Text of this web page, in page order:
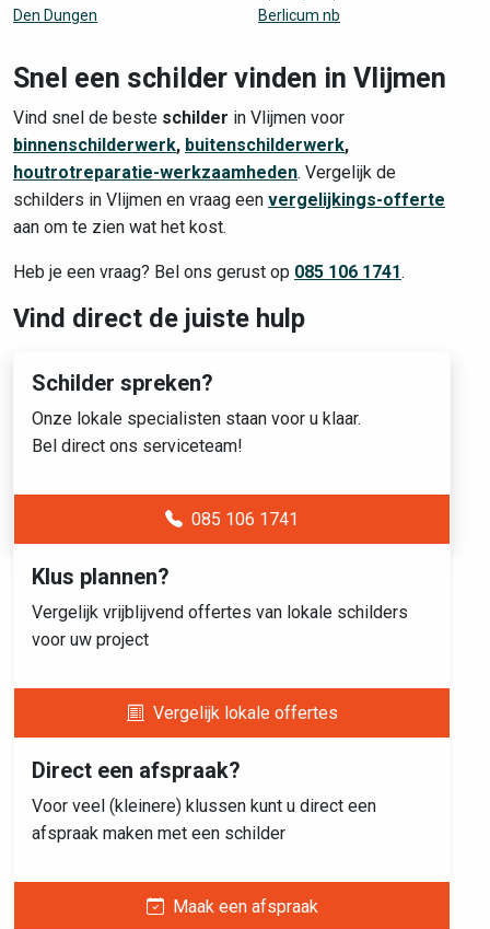
Den Dungen
Berlicum nb
Snel een schilder vinden in Vlijmen
Vind snel de beste schilder in Vlijmen voor
binnenschilderwerk, buitenschilderwerk,
houtrotreparatie-werkzaamheden. Vergelijk de
schilders in Vlijmen en vraag een vergelijkings-offerte
aan om te zien wat het kost.
Heb je een vraag? Bel ons gerust op 085 106 1741.
Vind direct de juiste hulp
Schilder spreken?
Onze lokale specialisten staan voor u klaar.
Bel direct ons serviceteam!
085 106 1741
Klus plannen?
Vergelijk vrijblijvend offertes van lokale schilders
voor uw project
Vergelijk lokale offertes
Direct een afspraak?
Voor veel (kleinere) klussen kunt u direct een
afspraak maken met een schilder
Maak een afspraak